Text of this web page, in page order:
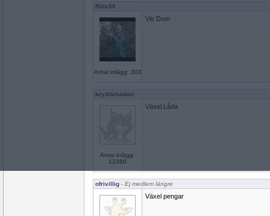
Rille56
Antal inlägg: 303
Vis Dom
kryddeluntan
Antal inlägg:
12360
Växel Låda
ofrivillig - Ej medlem längre
Växel pengar